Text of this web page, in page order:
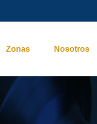
Zonas Nosotros